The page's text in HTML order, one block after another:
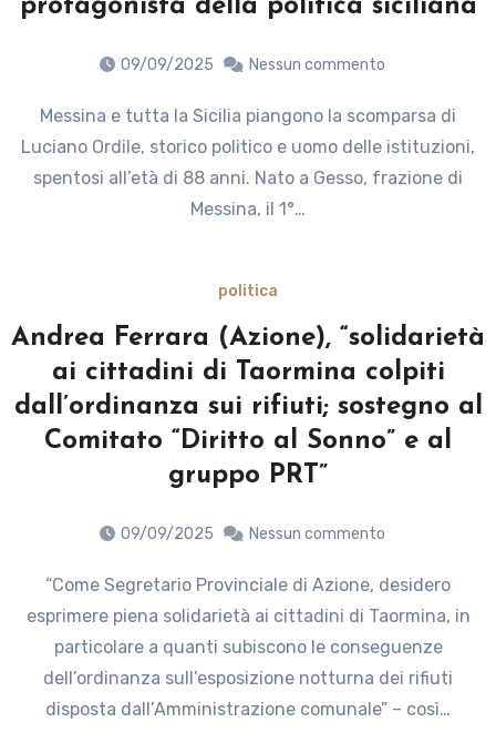
protagonista della politica siciliana
09/09/2025 Nessun commento
Messina e tutta la Sicilia piangono la scomparsa di
Luciano Ordile, storico politico e uomo delle istituzioni,
spentosi all’età di 88 anni. Nato a Gesso, frazione di
Messina, il 1°…
politica
Andrea Ferrara (Azione), “solidarietà
ai cittadini di Taormina colpiti
dall’ordinanza sui rifiuti; sostegno al
Comitato “Diritto al Sonno” e al
gruppo PRT”
09/09/2025 Nessun commento
“Come Segretario Provinciale di Azione, desidero
esprimere piena solidarietà ai cittadini di Taormina, in
particolare a quanti subiscono le conseguenze
dell’ordinanza sull’esposizione notturna dei rifiuti
disposta dall’Amministrazione comunale” – così…